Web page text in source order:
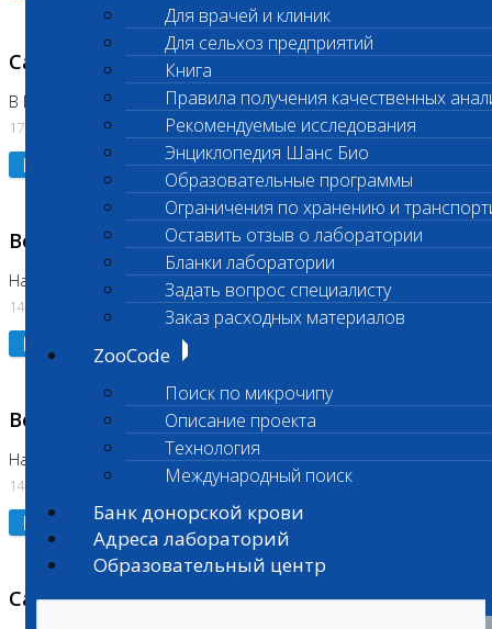
Для врачей и клиник
Для сельхоз предприятий
Книга
Правила получения качественных
Рекомендуемые исследования
Энциклопедия Шанс Био
Образовательные программы
Ограничения по хранению и
Оставить отзыв о лаборатории
Бланки лаборатории
Задать вопрос специалисту
Заказ расходных материалов
ZooCode
Поиск по микрочипу
Описание проекта
Технология
Международный поиск
Банк донорской крови
Адреса лабораторий
Образовательный центр
Санитарный день
В Бутово
17.07.2026
Подробнее
Возобновлено выполнение исследования
На Нагорной (Код 961, 962)
14.07.2026
Подробнее
Возобновлено выполнение исследования
На Нагорной (Код 157)
14.07.2026
Подробнее
Санитарный день